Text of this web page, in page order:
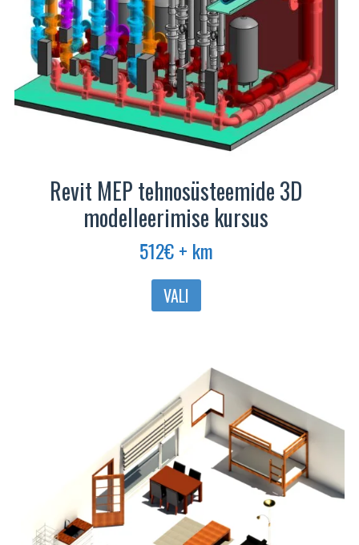
Revit MEP tehnosüsteemide 3D
modelleerimise kursus
512€+ km
VALI
Sellel
varianti.
Valikuid
saab
teha
tootelehel.